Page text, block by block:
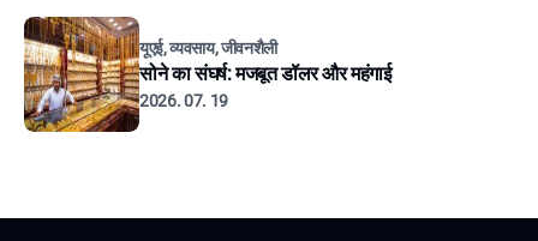
यूएई, व्यवसाय, जीवनशैली
सोने का संघर्ष: मजबूत डॉलर और महंगाई
2026. 07. 19